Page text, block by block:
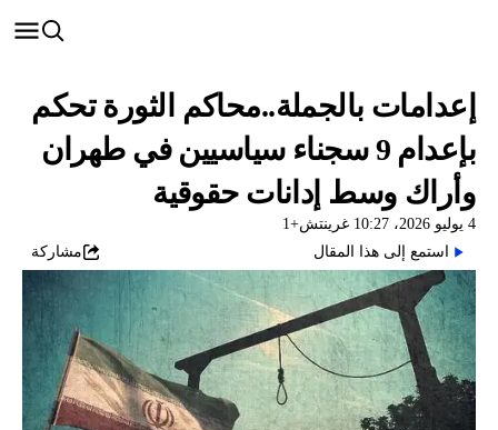
إعدامات بالجملة..محاكم الثورة تحكم
بإعدام 9 سجناء سياسيين في طهران
وأراك وسط إدانات حقوقية
4 يوليو 2026، 10:27 غرينتش+1
استمع إلى هذا المقال
مشاركة